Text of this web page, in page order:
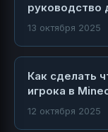
руководство
13 октября 2025
Как сделать
игрока в
12 октября 2025